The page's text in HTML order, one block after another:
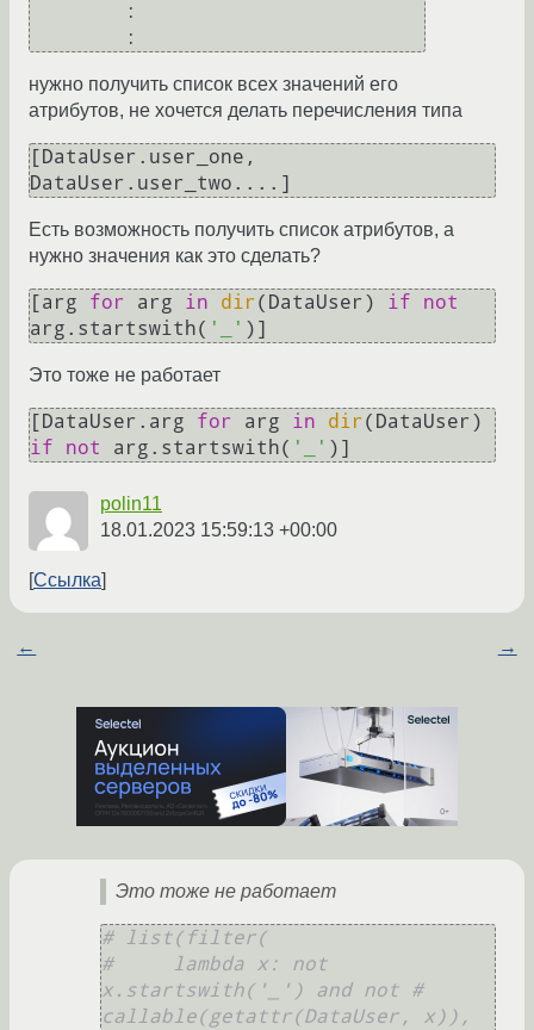
нужно получить список всех значений его
атрибутов, не хочется делать перечисления типа
[DataUser.user_one,
Есть возможность получить список атрибутов, а
нужно значения как это сделать?
[arg for arg in dir(DataUser) if
not
arg.startswith( '_'
Это тоже не работает
[DataUser.arg for arg in dir
if
not arg.startswith( '_'
polin11
18.01.2023 15:59:13 +00:00
Ссылка
← →
Это тоже не работает
# list(filter(
#     lambda x: not
x.startswith('_') and not #
callable(getattr(DataUser, x)),